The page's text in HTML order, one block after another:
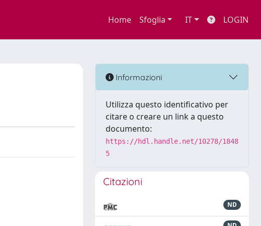
Home Sfoglia IT LOGIN
Informazioni
Utilizza questo identificativo per
citare o creare un link a questo
documento:
https://hdl.handle.net/10278/1848
5
Citazioni
ND